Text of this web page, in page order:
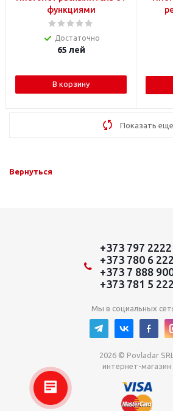
функциями
Достаточно
65 лей
В корзину
Показать еще
Вернуться
+373 797
+373 780 6
+373 7 888
+373 781 5
Мы в социальных
2026 © Povladar SRL
интернет-магазин